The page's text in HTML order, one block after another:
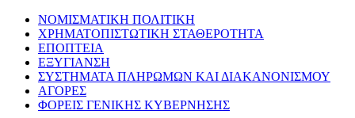
ΝΟΜΙΣΜΑΤΙΚΗ ΠΟΛΙΤΙΚΗ
ΧΡΗΜΑΤΟΠΙΣΤΩΤΙΚΗ ΣΤΑΘΕΡΟΤΗΤΑ
ΕΠΟΠΤΕΙΑ
ΕΞΥΓΙΑΝΣΗ
ΣΥΣΤΗΜΑΤΑ ΠΛΗΡΩΜΩΝ ΚΑΙ ΔΙΑΚΑΝΟΝΙΣΜΟΥ
ΑΓΟΡΕΣ
ΦΟΡΕΙΣ ΓΕΝΙΚΗΣ ΚΥΒΕΡΝΗΣΗΣ